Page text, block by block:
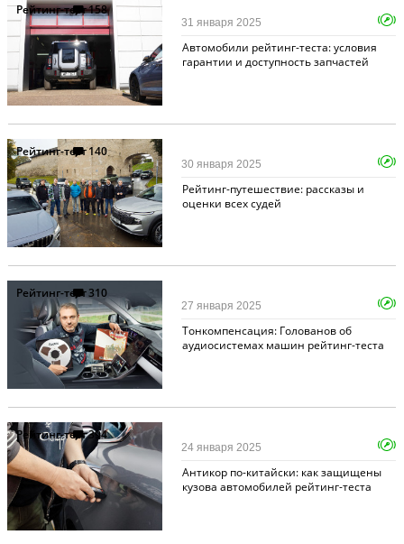
Рейтинг-тест158
Автомобили рейтинг-теста: условия
гарантии и доступность запчастей
31 января 2025
Рейтинг-тест140
Рейтинг-путешествие: рассказы и
оценки всех судей
30 января 2025
Рейтинг-тест310
Тонкомпенсация: Голованов об
аудиосистемах машин рейтинг-теста
27 января 2025
Рейтинг-тест394
Антикор по-китайски: как защищены
кузова автомобилей рейтинг-теста
24 января 2025